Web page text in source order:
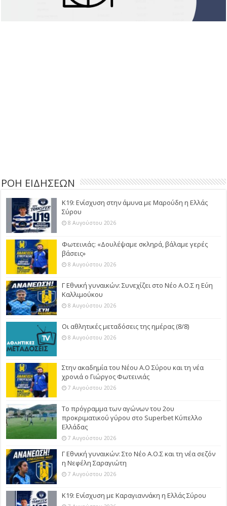
ΡΟΗ ΕΙΔΗΣΕΩΝ
Κ19: Ενίσχυση στην άμυνα με Μαρούδη η Ελλάς
Σύρου
8 Αυγούστου 2026
Φωτεινιάς: «Δουλέψαμε σκληρά, βάλαμε γερές
βάσεις»
8 Αυγούστου 2026
Γ Εθνική γυναικών: Συνεχίζει στο Νέο Α.Ο.Σ η Εύη
Καλλιμούκου
8 Αυγούστου 2026
Οι αθλητικές μεταδόσεις της ημέρας (8/8)
8 Αυγούστου 2026
Στην ακαδημία του Νέου Α.Ο Σύρου και τη νέα
χρονιά ο Γιώργος Φωτεινιάς
7 Αυγούστου 2026
Το πρόγραμμα των αγώνων του 2ου
προκριματικού γύρου στο Superbet Κύπελλο
Ελλάδας
7 Αυγούστου 2026
Γ Εθνική γυναικών: Στο Νέο Α.Ο.Σ και τη νέα σεζόν
η Νεφέλη Σαραγιώτη
7 Αυγούστου 2026
Κ19: Ενίσχυση με Καραγιαννάκη η Ελλάς Σύρου